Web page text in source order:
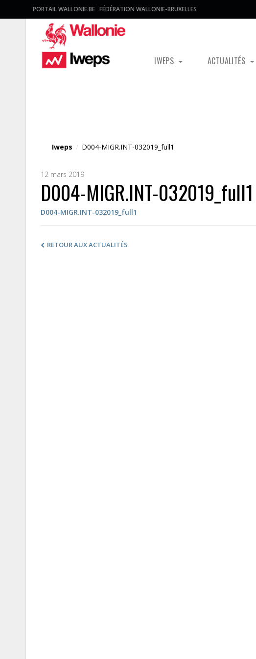
PORTAIL WALLONIE.BE FÉDÉRATION WALLONIE-BRUXELLES
IWEPS ACTUALITÉS
Iweps / D004-MIGR.INT-032019_full1
12 mars 2019
D004-MIGR.INT-032019_full1
D004-MIGR.INT-032019_full1
RETOUR AUX ACTUALITÉS